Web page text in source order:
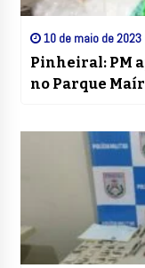
10 de maio de 2023
Pinheiral: PM
no Parque